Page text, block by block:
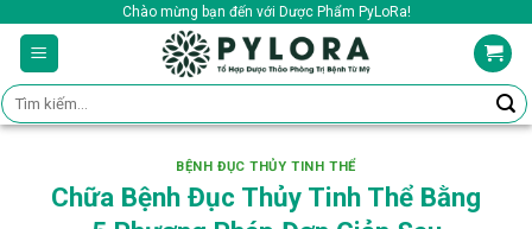
content
Chào mừng bạn đến với Dược Phẩm PyLoRa!
Tìm
kiếm:
BỆNH ĐỤC THỦY TINH THỂ
Chữa Bệnh Đục Thủy Tinh Thể Bằng